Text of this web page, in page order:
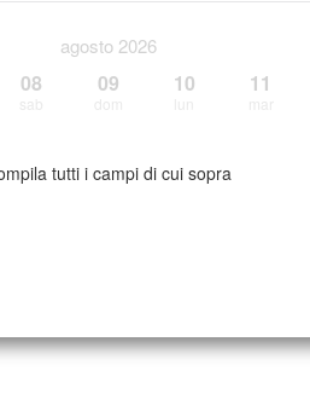
agosto 2026
08 09 10 11
tutti i campi di cui sopra